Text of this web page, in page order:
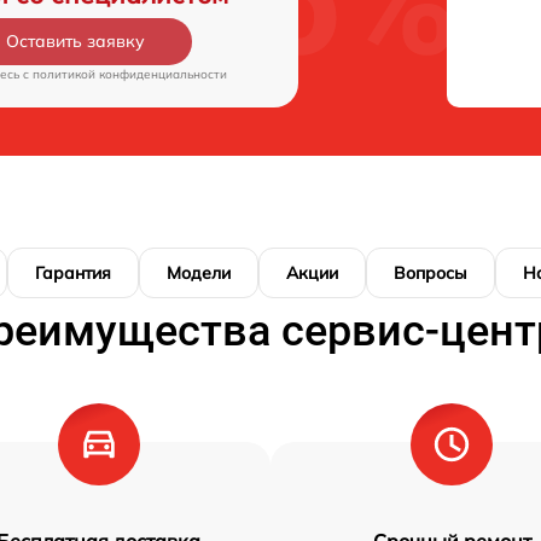
Оставить заявку
c политикой конфиденциальности
Гарантия Модели Акции Вопросы
сервис-